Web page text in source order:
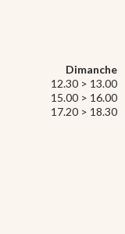
Dimanche
12.30 > 13.00
15.00 > 16.00
17.20 > 18.30